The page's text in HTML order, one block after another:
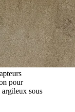
pour
sous